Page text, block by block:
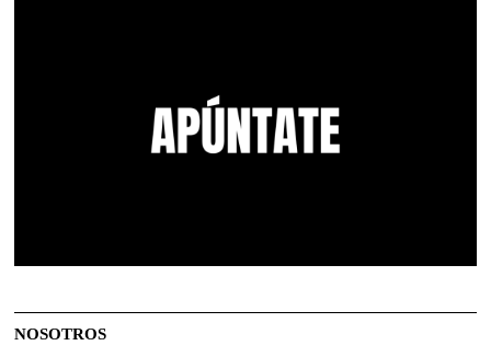
NOSOTROS